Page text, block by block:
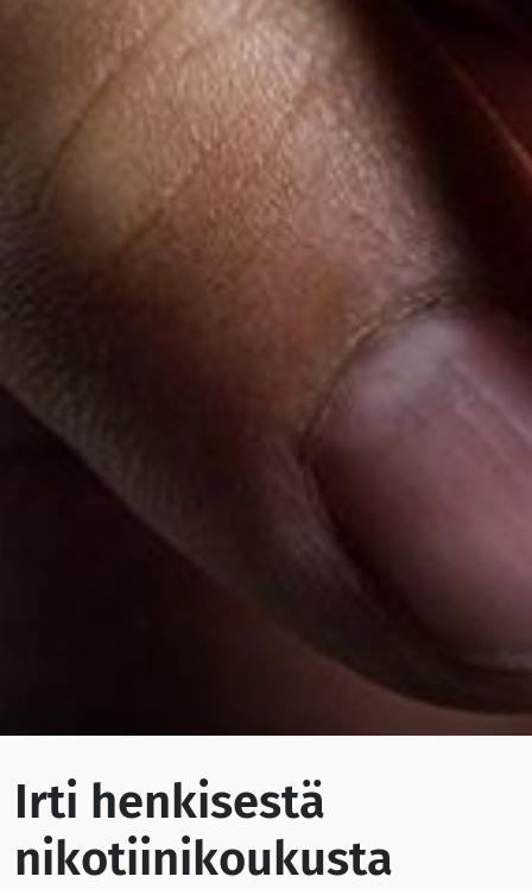
Irti henkisestä
nikotiinikoukusta